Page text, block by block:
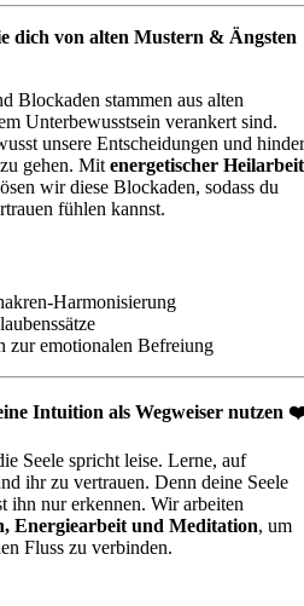
dich von alten Mustern & Ängsten
Blockaden stammen aus alten
Unterbewusstsein verankert sind.
unsere Entscheidungen und
zu gehen. Mitenergetischer Heilarbeit
wir diese Blockaden, sodass du
fühlen kannst.
Harmonisierung
zur emotionalen Befreiung
Intuition als Wegweiser nutzen
Seele spricht leise. Lerne, auf
ihr zu vertrauen. Denn deine Seele
ihn nur erkennen. Wir arbeiten
Energiearbeit und Meditation, um
Fluss zu verbinden.